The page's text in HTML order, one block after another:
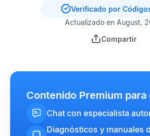
Verificado por
Actualizado en August,
Compartir
Contenido Premium para
Chat con especialista
Diagnósticos y manuales